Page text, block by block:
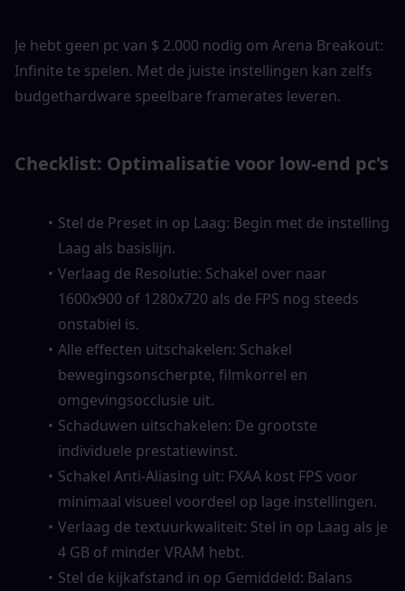
Je hebt geen pc van $ 2.000 nodig om Arena Breakout:
Infinite te spelen. Met de juiste instellingen kan zelfs
budgethardware speelbare framerates leveren.
Checklist: Optimalisatie voor low-end pc's
Stel de Preset in op Laag: Begin met de instelling
Laag als basislijn.
Verlaag de Resolutie: Schakel over naar
1600x900 of 1280x720 als de FPS nog steeds
onstabiel is.
Alle effecten uitschakelen: Schakel
bewegingsonscherpte, filmkorrel en
omgevingsocclusie uit.
Schaduwen uitschakelen: De grootste
individuele prestatiewinst.
Schakel Anti-Aliasing uit: FXAA kost FPS voor
minimaal visueel voordeel op lage instellingen.
Verlaag de textuurkwaliteit: Stel in op Laag als je
4 GB of minder VRAM hebt.
Stel de kijkafstand in op Gemiddeld: Balans